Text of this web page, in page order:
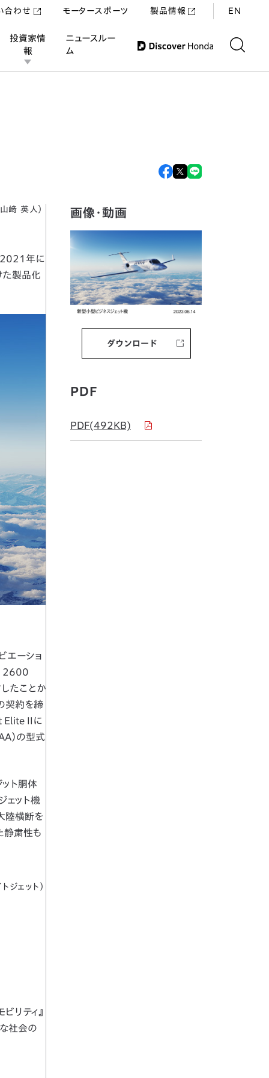
投資家情
報
ニュースルー
ム
合わせ モータースポーツ 製品情報 EN
﨑 英人）
2021年に
た製品化
エーショ
2600
たことか
契約を締
Elite IIに
）の型式
ト胴体
ェット機
陸横断を
静粛性も
ェット）
リティ』
社会の
画像・動画
ダウンロード
PDF
PDF(492KB)